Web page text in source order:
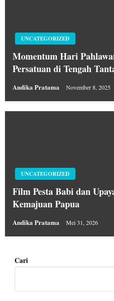
UNCATEGORIZED
Momentum Hari
Persatuan di Tengah
Andika Pratama November 8, 2025
UNCATEGORIZED
Film Pesta Babi dan
Kemajuan Papua
Andika Pratama Mei 31, 2026
Cari